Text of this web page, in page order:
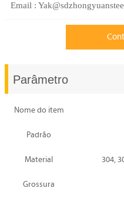
Email :
Parâmetro
Nome do item
Padrão
Material 304,
Grossura